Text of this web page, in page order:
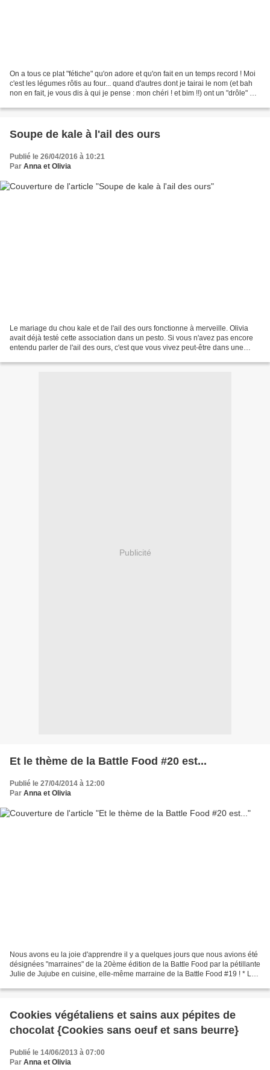
On a tous ce plat "fétiche" qu'on adore et qu'on fait en un temps record ! Moi
c'est les légumes rôtis au four... quand d'autres dont je tairai le nom (et bah
non en fait, je vous dis à qui je pense : mon chéri ! et bim !!) ont un "drôle" de
Soupe de kale à l'ail des ours
Publié le 26/04/2016 à 10:21
Par Anna et Olivia
Le mariage du chou kale et de l'ail des ours fonctionne à merveille. Olivia
avait déjà testé cette association dans un pesto. Si vous n'avez pas encore
entendu parler de l'ail des ours, c'est que vous vivez peut-être dans une
Publicité
Et le thème de la Battle Food #20 est...
Publié le 27/04/2014 à 12:00
Par Anna et Olivia
Nous avons eu la joie d'apprendre il y a quelques jours que nous avions été
désignées "marraines" de la 20ème édition de la Battle Food par la pétillante
Julie de Jujube en cuisine, elle-même marraine de la Battle Food #19 ! * La
Cookies végétaliens et sains aux pépites de
chocolat {Cookies sans oeuf et sans beurre}
Publié le 14/06/2013 à 07:00
Par Anna et Olivia